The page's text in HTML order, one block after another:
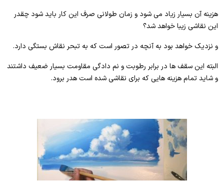
هزینه آن بسیار زیاد می شود و زمان طولانی صرف این کار باید شود چقدر
این نقاشی زیبا خواهد شد؟
و نزدیک خواهد بود به آنچه در تصور است که به تبحر نقاش بستگی دارد.
البته این سقف ها در برابر رطوبت و نم دادگی مقاومت بسیار ضعیف داشتند
و شاید تمام هزینه هایی که برای نقاشی شده است هدر برود.